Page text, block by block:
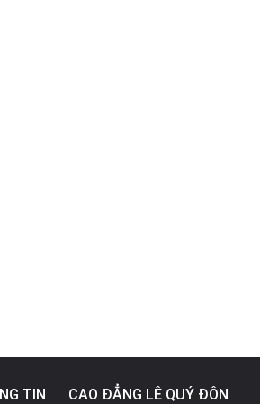
TIN CAO ĐẲNG LÊ QUÝ ĐÔN